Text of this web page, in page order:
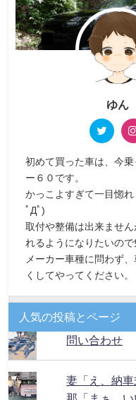
ゆん
初めて買った車は、今
ー６０です。
かっこよすぎて一目惚
ﾟДﾟ)
取付や整備は出来ませ
れるようになりたいので
メーカー車種に問わず
くしてやってください。
人気の投稿とページ
問い合わせ
妻「え、納車